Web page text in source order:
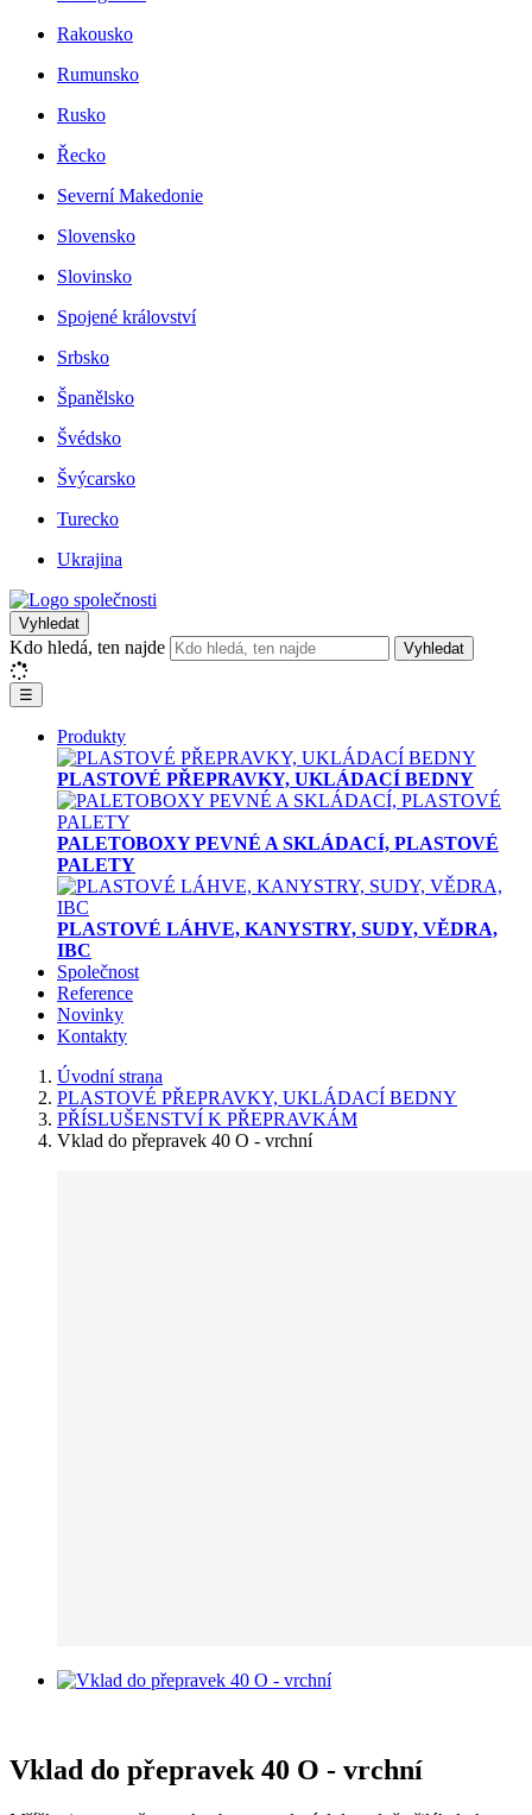
Rakousko
Rumunsko
Rusko
Řecko
Severní Makedonie
Slovensko
Slovinsko
Spojené království
Srbsko
Španělsko
Švédsko
Švýcarsko
Turecko
Ukrajina
Vyhledat
Kdo hledá, ten najde Vyhledat
☰
Produkty
PLASTOVÉ PŘEPRAVKY, UKLÁDACÍ BEDNY
PALETOBOXY PEVNÉ A SKLÁDACÍ, PLASTOVÉ
PALETY
PLASTOVÉ LÁHVE, KANYSTRY, SUDY, VĚDRA,
IBC
Společnost
Reference
Novinky
Kontakty
Úvodní strana
PLASTOVÉ PŘEPRAVKY, UKLÁDACÍ BEDNY
PŘÍSLUŠENSTVÍ K PŘEPRAVKÁM
Vklad do přepravek 40 O - vrchní
Vklad do přepravek 40 O - vrchní